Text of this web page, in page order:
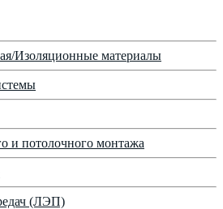
Изоляционные материалы
и потолочного монтажа
(ЛЭП)